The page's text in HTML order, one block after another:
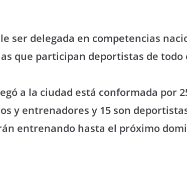
ser delegada en competencias
que participan deportistas de todo
a la ciudad está conformada por
y entrenadores y 15 son
entrenando hasta el próximo